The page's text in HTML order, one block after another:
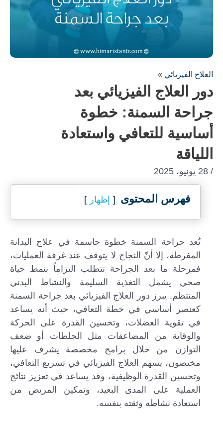
العلاج الفيزيائي »
دور العلاج الفيزيائي بعد
جراحة السمنة: خطوة
أساسية للتعافي واستعادة
اللياقة
/ 28 يونيو، 2025
فهرس المحتوى إظهار
تُعد جراحة السمنة خطوة حاسمة في علاج البدانة
المفرطة، إلا أنّ النجاح لا يتوقف عند غرفة العمليات،
فمرحلة ما بعد الجراحة تتطلب التزاماً بنمط حياة
صحي يشمل التغذية السليمة والنشاط البدني
المنتظم. يبرز دور العلاج الفيزيائي بعد جراحة السمنة
كعنصر أساسي في خطة التعافي، حيث أنه يساعد
في تقوية العضلات، وتحسين القدرة على الحركة
والوقاية من المضاعفات مثل الجلطات أو ضعف
التوازن من خلال برامج مخصصة يشرف عليها
مختصون، يسهم العلاج الفيزيائي في تسريع التعافي،
وتحسين القدرة الوظيفية، وقد يساعد في تعزيز نتائج
العملية على المدى البعيد، وتمكين المريض من
استعادة نشاطه وثقته بنفسه.